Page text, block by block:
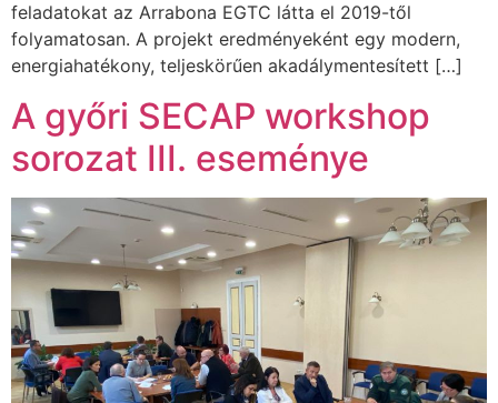
feladatokat az Arrabona EGTC látta el 2019-től
folyamatosan. A projekt eredményeként egy modern,
energiahatékony, teljeskörűen akadálymentesített […]
A győri SECAP workshop
sorozat III. eseménye